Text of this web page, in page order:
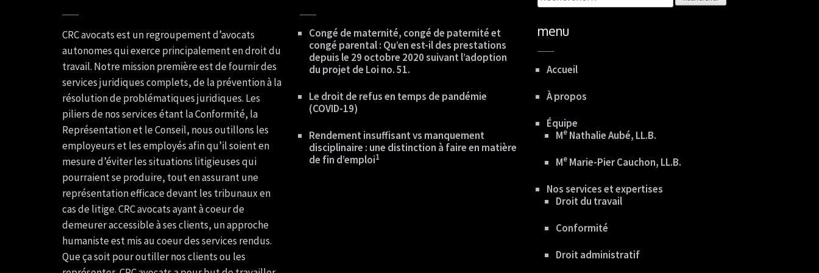
CRC avocats est un regroupement d’avocats
autonomes qui exerce principalement en droit du
travail. Notre mission première est de fournir des
services juridiques complets, de la prévention à la
résolution de problématiques juridiques. Les
piliers de nos services étant la Conformité, la
Représentation et le Conseil, nous outillons les
employeurs et les employés afin qu’il soient en
mesure d’éviter les situations litigieuses qui
pourraient se produire, tout en assurant une
représentation efficace devant les tribunaux en
cas de litige. CRC avocats ayant à coeur de
demeurer accessible à ses clients, un approche
humaniste est mis au coeur des services rendus.
Que ça soit pour outiller nos clients ou les
Congé de maternité, congé de paternité et
congé parental : Qu’en est-il des prestations
depuis le 29 octobre 2020 suivant l’adoption
du projet de Loi no. 51.
Le droit de refus en temps de pandémie
(COVID-19)
Rendement insuffisant vs manquement
disciplinaire : une distinction à faire en matière
de fin d’emploi1
menu
Accueil
À propos
Équipe
MENathalie Aubé, LL.B.
MEMarie-Pier Cauchon, LL.B.
Nos services et expertises
Droit du travail
Conformité
Droit administratif